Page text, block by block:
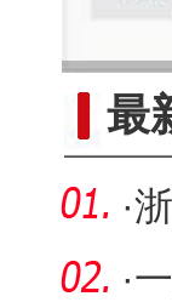
最
·
师
·